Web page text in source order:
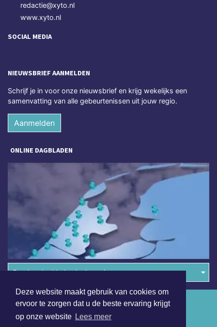
Deze website maakt gebruik van cookies om
ervoor te zorgen dat u de beste ervaring krijgt
op onze website Lees meer
redactie@xyto.nl
www.xyto.nl
SOCIAL MEDIA
NIEUWSBRIEF AANMELDEN
Schrijf je in voor onze nieuwsbrief en krijg wekelijks een
samenvatting van alle gebeurtenissen uit jouw regio.
Aanmelden
ONLINE DAGBLADEN
Overige dagbladen in de regio
Algemene voorwaarden
Disclaimer